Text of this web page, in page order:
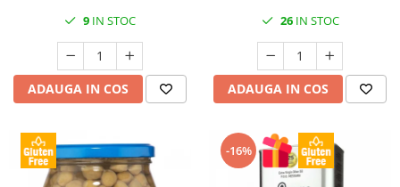
9 IN STOC
ADAUGA IN COS
26IN STOC
ADAUGA IN COS
-16%